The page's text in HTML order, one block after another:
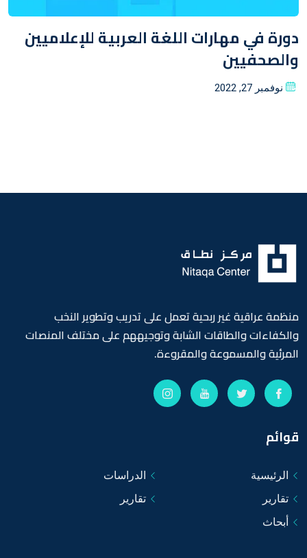
دورة في مهارات اللغة العربية للإعلاميين
والصحفيين
Posted
نوفمبر 27, 2022
منظمة عراقية غير ربحية تعمل على تدريب وتطوير النخب
والكفاءات والطاقات الشابة وتوجيههم على مختلف المنصات
المرئية والمسموعة والمقروءة.
قوائم
الرئيسية
الدراسات
تقارير
تقارير
أبحاث